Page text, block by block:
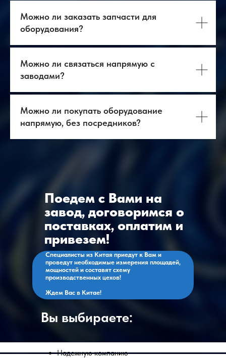
Можно ли заказать запчасти для
оборудования?
Можно ли связаться напрямую с
заводами?
Можно ли покупать оборудование
напрямую, без посредников?
Вы выбираете:
Поедем с Вами на
завод, договоримся о
поставках, оплатим и
привезем!
Специалисты из Китая приедут к Вам и
проведут необходимые измерения площадей,
мощностей и составят схему
производственных цехов!
Ждем Вас в Китае!
Надежную компанию